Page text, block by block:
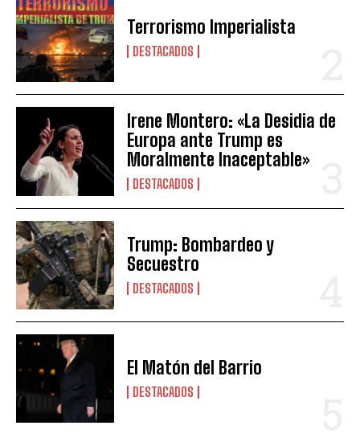
Terrorismo Imperialista
DESTACADOS
Irene Montero: «La Desidia de
Europa ante Trump es
Moralmente Inaceptable»
DESTACADOS
Trump: Bombardeo y
Secuestro
DESTACADOS
El Matón del Barrio
DESTACADOS